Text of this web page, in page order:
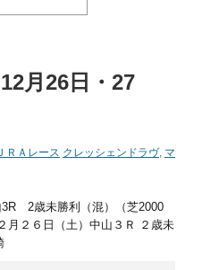
月26日・27
ＪＲＡレース クレッシェンドラヴ, マ
2歳未勝利（混）（芝2000
月２６日（土）中山３Ｒ ２歳未